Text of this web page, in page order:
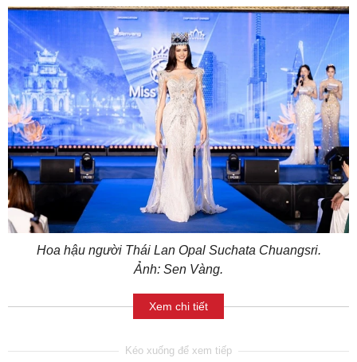
Hoa hậu người Thái Lan Opal Suchata Chuangsri.
Ảnh: Sen Vàng.
Xem chi tiết